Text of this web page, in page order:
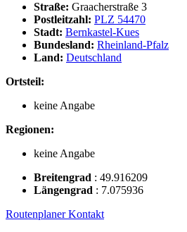
Straße: Graacherstraße 3
Postleitzahl: PLZ 54470
Stadt: Bernkastel-Kues
Bundesland: Rheinland-Pfalz
Land: Deutschland
Ortsteil:
keine Angabe
Regionen:
keine Angabe
Breitengrad : 49.916209
Längengrad : 7.075936
RoutenplanerKontakt